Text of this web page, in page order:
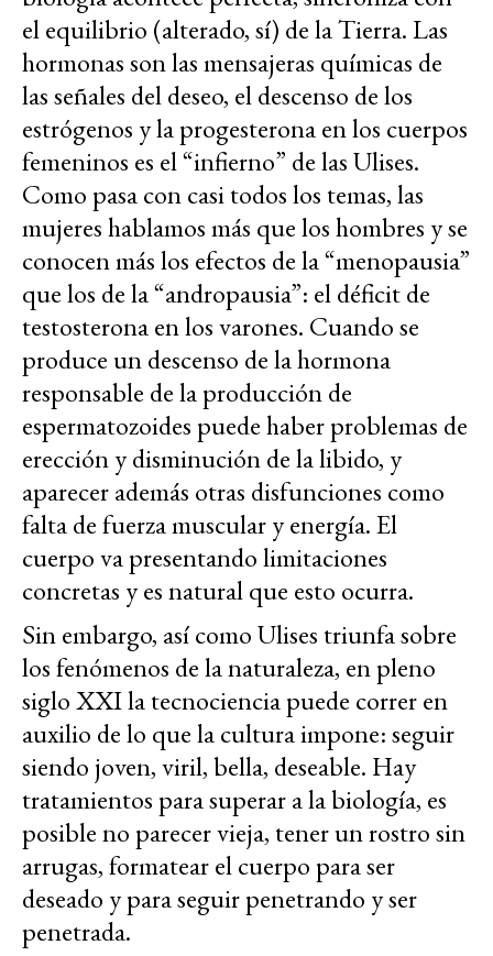
el equilibrio (alterado, sí) de la Tierra. Las
hormonas son las mensajeras químicas de
las señales del deseo, el descenso de los
estrógenos y la progesterona en los cuerpos
femeninos es el “infierno” de las Ulises.
Como pasa con casi todos los temas, las
mujeres hablamos más que los hombres y se
conocen más los efectos de la “menopausia”
que los de la “andropausia”: el déficit de
testosterona en los varones. Cuando se
produce un descenso de la hormona
responsable de la producción de
espermatozoides puede haber problemas de
erección y disminución de la libido, y
aparecer además otras disfunciones como
falta de fuerza muscular y energía. El
cuerpo va presentando limitaciones
concretas y es natural que esto ocurra.
Sin embargo, así como Ulises triunfa sobre
los fenómenos de la naturaleza, en pleno
siglo XXI la tecnociencia puede correr en
auxilio de lo que la cultura impone: seguir
siendo joven, viril, bella, deseable. Hay
tratamientos para superar a la biología, es
posible no parecer vieja, tener un rostro sin
arrugas, formatear el cuerpo para ser
deseado y para seguir penetrando y ser
penetrada.